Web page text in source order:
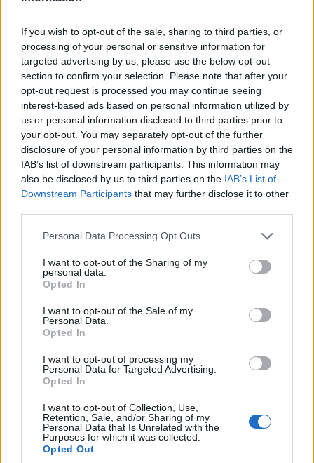
If you wish to opt-out of the sale, sharing to third parties, or
processing of your personal or sensitive information for
targeted advertising by us, please use the below opt-out
section to confirm your selection. Please note that after your
opt-out request is processed you may continue seeing
interest-based ads based on personal information utilized by
us or personal information disclosed to third parties prior to
your opt-out. You may separately opt-out of the further
disclosure of your personal information by third parties on the
IAB’s list of downstream participants. This information may
also be disclosed by us to third parties on the IAB’s List of
Downstream Participants that may further disclose it to other
Please note that this website/app uses one or more Google
not limited to your visit or usage behaviour. You may click to
grant or deny consent to Google and its third-party tags to
use your data for below specified purposes in below Google
consent section.
Personal Data Processing Opt Outs
I want to opt-out of the Sharing of my
personal data.
Opted In
I want to opt-out of the Sale of my
Personal Data.
Opted In
I want to opt-out of processing my
Personal Data for Targeted Advertising.
Opted In
I want to opt-out of Collection, Use,
Retention, Sale, and/or Sharing of my
Personal Data that Is Unrelated with the
Purposes for which it was collected.
Opted Out
ΤΟΠΙΚΉ ΕΠΙΚΑΙΡΌΤΗΤΑ
Καστοριά: Νέα
έκτακτα μέτρα για την
ευλογιά των
αιγοπροβάτων μετά
κρούσματος
6 Αυγούστου 2026, 2:29 μμ
TRUE STORY RADIO
True Story Radio: Ο
Επ. Πρόεδρος του
Συλλόγου
Καρκινοπαθών στην
Ογκολογικού του
Μποδοσάκειου
6 Αυγούστου 2026, 2:00 μμ
ΤΟΠΙΚΉ ΕΠΙΚΑΙΡΌΤΗΤΑ
Οι εφημερίες των
φαρμακείων σε
Κοζάνη και
2ο επιβεβαιωμένο
κρούσμα ευλογιάς